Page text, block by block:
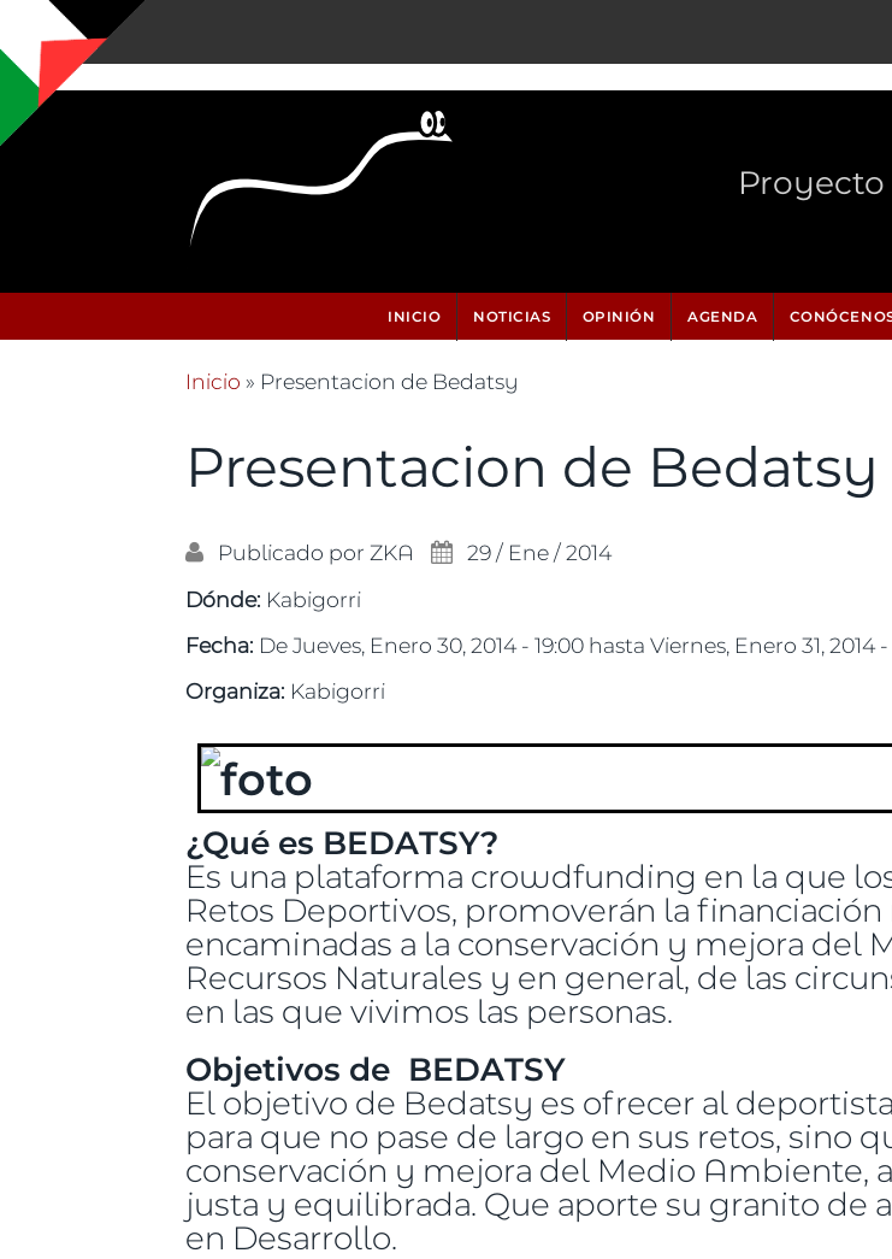
Pasar al contenido principal
INICIO NOTICIAS OPINIÓN AGENDA
Se encuentra usted aquí
Inicio » Presentacion de Bedatsy
Presentacion de Bedatsy
Publicado por ZKA
29 / Ene / 2014
Dónde: Kabigorri
Fecha: DeJueves, Enero 30, 2014 - 19:00 hastaViernes, Enero 31, 2014 -
Organiza: Kabigorri
¿Qué es BEDATSY?
Es una plataforma crowdfunding en la que
Retos Deportivos, promoverán la
encaminadas a la conservación y mejora del
Recursos Naturales y en general, de las
en las que vivimos las personas.
Objetivos de BEDATSY
El objetivo de Bedatsy es ofrecer al
para que no pase de largo en sus retos, sino
conservación y mejora del Medio Ambiente,
justa y equilibrada. Que aporte su granito de
en Desarrollo.